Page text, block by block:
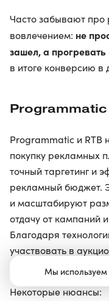
Мы используем
Часто забывают про
вовлечением: не
зашел, а
в итоге конверсию в
Programmatic
Programmatic и RTB
покупку рекламных
точный таргетинг и
рекламный бюджет.
и масштабируют
отдачу от кампаний
Благодаря
участвовать в
что дает
Некоторые нюансы: